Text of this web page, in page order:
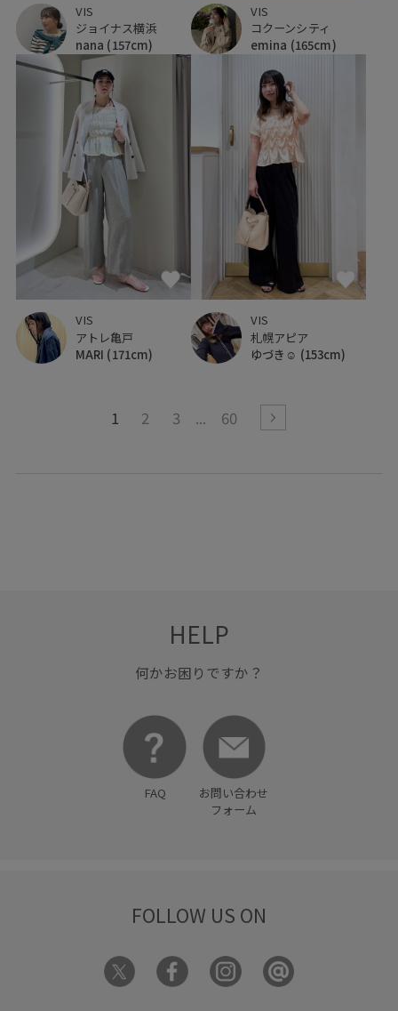
VIS
ジョイナス横浜
nana (157cm)
VIS
コクーンシティ
emina (165cm)
VIS
アトレ亀戸
MARI (171cm)
VIS
札幌アピア
ゆづき☺︎ (153cm)
1 2 3 60
HELP
何かお困りですか？
FAQ
お問い合わせ
フォーム
FOLLOW US ON